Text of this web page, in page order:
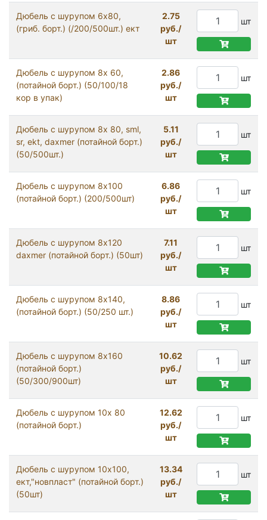
Дюбель с шурупом 6x80,
(гриб. борт.) (/200/500шт.) ект
2.75
руб./
шт
шт
Дюбель с шурупом 8x 60,
(потайной борт.) (50/100/18
кор в упак)
2.86
руб./
шт
шт
Дюбель с шурупом 8x 80, sml,
sr, ekt, daxmer (потайной борт.)
(50/500шт.)
5.11
руб./
шт
шт
Дюбель с шурупом 8x100
(потайной борт.) (200/500шт)
6.86
руб./
шт
шт
Дюбель с шурупом 8х120
daxmer (потайной борт.) (50шт)
7.11
руб./
шт
шт
Дюбель с шурупом 8х140,
(потайной борт.) (50/250 шт.)
8.86
руб./
шт
шт
Дюбель с шурупом 8х160
(потайной борт.)
(50/300/900шт)
10.62
руб./
шт
шт
Дюбель с шурупом 10х 80
(потайной борт.)
12.62
руб./
шт
шт
Дюбель с шурупом 10х100,
ект,"новпласт" (потайной борт.)
(50шт)
13.34
руб./
шт
шт